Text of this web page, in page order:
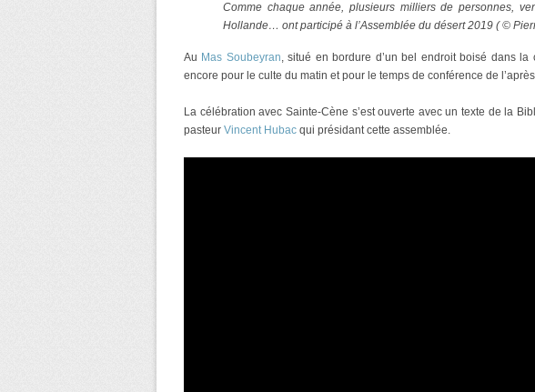
Comme chaque année, plusieurs milliers de personnes,
Hollande… ont participé à l’Assemblée du désert 2019 ( ©
Au Mas Soubeyran, situé en bordure d’un bel endroit boisé dans
encore pour le culte du matin et pour le temps de conférence de
La célébration avec Sainte-Cène s’est ouverte avec un texte de la
pasteur Vincent Hubac qui présidant cette assemblée.